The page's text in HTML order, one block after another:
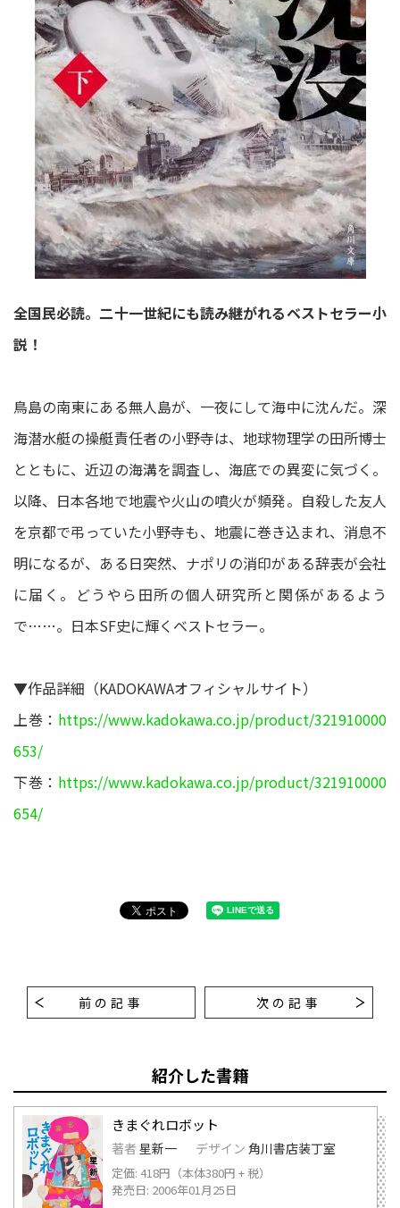
全国民必読。二十一世紀にも読み継がれるベストセラー小
説！
鳥島の南東にある無人島が、一夜にして海中に沈んだ。深
海潜水艇の操艇責任者の小野寺は、地球物理学の田所博士
とともに、近辺の海溝を調査し、海底での異変に気づく。
以降、日本各地で地震や火山の噴火が頻発。自殺した友人
を京都で弔っていた小野寺も、地震に巻き込まれ、消息不
明になるが、ある日突然、ナポリの消印がある辞表が会社
に届く。どうやら田所の個人研究所と関係があるよう
で……。日本SF史に輝くベストセラー。
▼作品詳細（KADOKAWAオフィシャルサイト）
上巻： https://www.kadokawa.co.jp/product/321910000
653/
下巻： https://www.kadokawa.co.jp/product/321910000
654/
前の記事 次の記事
紹介した書籍
きまぐれロボット
著者 星新一 デザイン 角川書店装丁室
定価: 418円（本体380円 + 税）
発売日: 2006年01月25日